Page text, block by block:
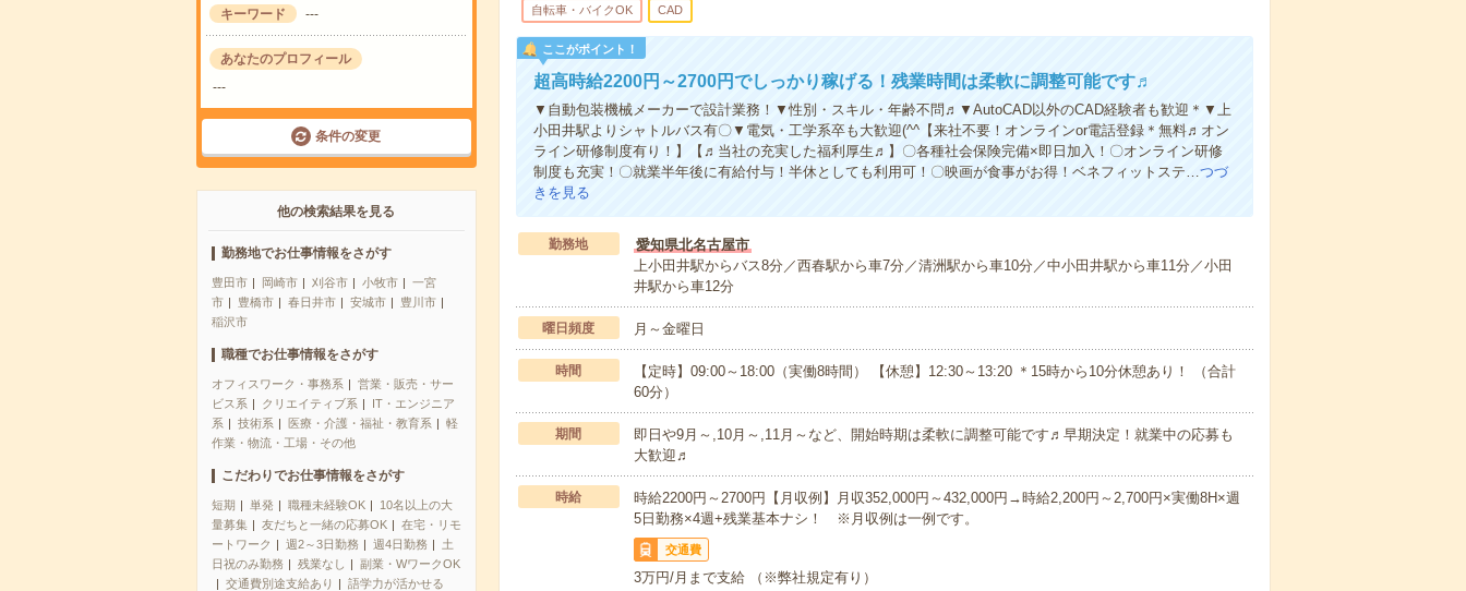
キーワード ---
あなたのプロフィール
---
条件の変更
他の検索結果を見る
勤務地でお仕事情報をさがす
豊田市 岡崎市 刈谷市 小牧市
一宮
市
豊橋市 春日井市 安城市
豊川市
稲沢市
職種でお仕事情報をさがす
オフィスワーク・事務系
営業・販売・サー
ビス系
クリエイティブ系
IT・エンジニア
系
技術系 医療・介護・福祉・教育系
軽
作業・物流・工場・その他
こだわりでお仕事情報をさがす
短期 単発 職種未経験OK
10名以上の大
量募集
友だちと一緒の応募OK
在宅・リモ
ートワーク
週2～3日勤務 週4日勤務
土
日祝のみ勤務
残業なし
副業・WワークOK
交通費別途支給あり
語学力が活かせる
自転車・バイクOK CAD
ここがポイント！
超高時給2200円～2700円でしっかり稼げる！残業時間は柔軟に調整可能です♬
▼自動包装機械メーカーで設計業務！▼性別・スキル・年齢不問♬▼AutoCAD以外のCAD経験者も歓迎＊▼上
小田井駅よりシャトルバス有〇▼電気・工学系卒も大歓迎(^^【来社不要！オンラインor電話登録＊無料♬オン
ライン研修制度有り！】【♬当社の充実した福利厚生♬】〇各種社会保険完備×即日加入！〇オンライン研修
制度も充実！〇就業半年後に有給付与！半休としても利用可！〇映画が食事がお得！ベネフィットステ…つづ
きを見る
勤務地
愛知県北名古屋市
上小田井駅からバス8分／西春駅から車7分／清洲駅から車10分／中小田井駅から車11分／小田
井駅から車12分
曜日頻度 月～金曜日
時間
【定時】09:00～18:00（実働8時間） 【休憩】12:30～13:20 ＊15時から10分休憩あり！ （合計
60分）
期間
即日や9月～,10月～,11月～など、開始時期は柔軟に調整可能です♬早期決定！就業中の応募も
大歓迎♬
時給
時給2200円～2700円【月収例】月収352,000円～432,000円→時給2,200円～2,700円×実働8H×週
5日勤務×4週+残業基本ナシ！ ※月収例は一例です。
交通費
3万円/月まで支給 （※弊社規定有り）